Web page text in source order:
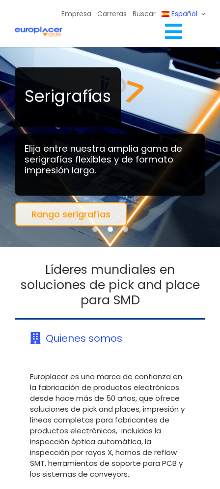
content
Empresa Carreras Buscar Español
Soluciones Completas
Servicios
Recursos / Eventos
Serigrafías
Elija entre nuestra amplia gama de
serigrafías flexibles y de formato
impresión largo.
Rango serigrafías
Líderes mundiales en
soluciones de pick and place
para SMD
Quienes somos
Europlacer es una marca de confianza en
la fabricación de productos electrónicos
desde hace más de 50 años, que ofrece
soluciones de pick and places, impresión y
líneas completas para fabricantes de
productos electrónicos, incluidas la
inspección óptica automática, la
inspección por rayos X, hornos de reflow
SMT, herramientas de soporte para PCB y
los sistemas de conveyors..